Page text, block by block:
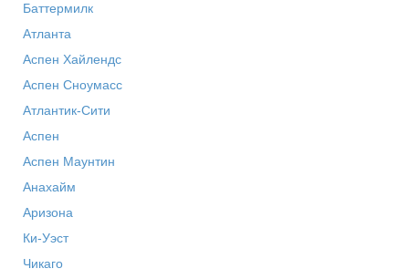
Баттермилк
Атланта
Аспен Хайлендс
Аспен Сноумасс
Атлантик-Сити
Аспен
Аспен Маунтин
Анахайм
Аризона
Ки-Уэст
Чикаго